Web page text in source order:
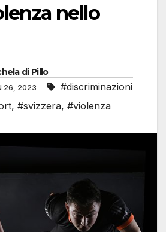
nello
di Pillo
26, 2023
#discriminazioni
, #svizzera, #violenza